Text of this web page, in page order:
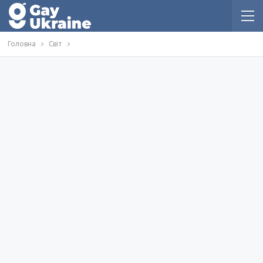
Головна Світ